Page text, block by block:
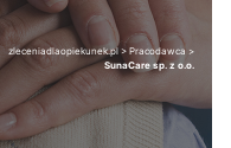
zleceniadlaopiekunek.pl > Pracodawca >
SunaCare sp. z o.o.